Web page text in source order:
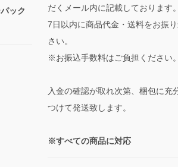
ック
だくメール内に記載しております。
7日以内に商品代金・送料をお振
さい。
※お振込手数料はご負担ください。
入金の確認が取れ次第、梱包に充
つけて発送致します。
※すべての商品に対応